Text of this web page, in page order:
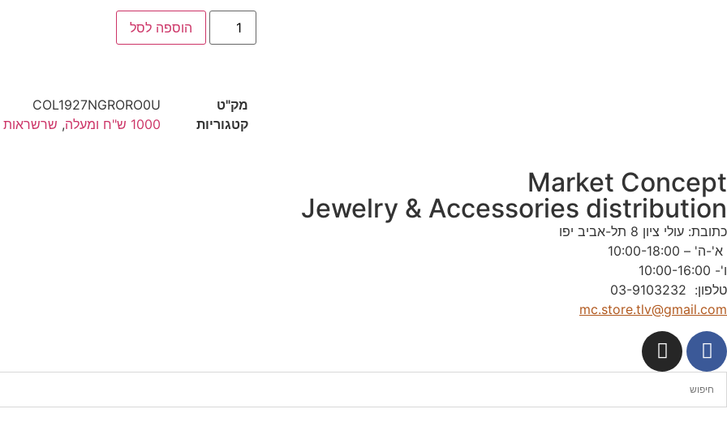
הוספה לסל
מק"ט
COL1927NGRORO0U
קטגוריות
1000 ש"ח ומעלה , שרשראות
Market Concept
Jewelry & Accessories distribution
כתובת: עולי ציון 8 תל-אביב יפו
א'-ה' – 10:00-18:00
ו'- 10:00-16:00
טלפון: 03-9103232
mc.store.tlv@gmail.com